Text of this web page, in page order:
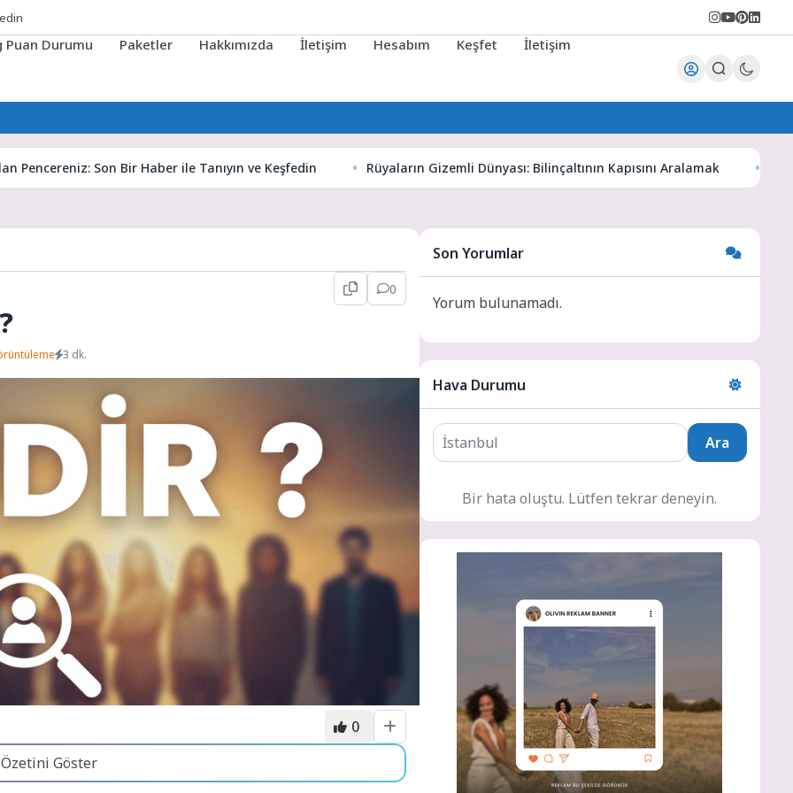
Puan Durumu Paketler Hakkımızda İletişim Hesabım Keşfet İletişim
Son Bir Haber ile Tanıyın ve Keşfedin Rüyaların Gizemli Dünyası: Bilinçaltının Kapısını Aralamak Karaman
0
3 dk.
0
Özetini Göster
Son Yorumlar
Yorum bulunamadı.
Hava Durumu
Ara
Bir hata oluştu. Lütfen tekrar deneyin.